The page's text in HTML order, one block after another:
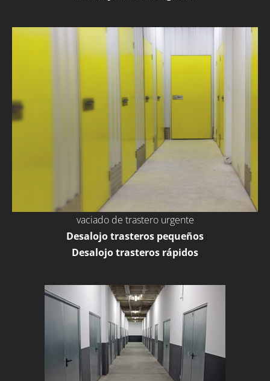
vaciado de trastero urgente
Desalojo trasteros pequeños
Desalojo trasteros rápidos